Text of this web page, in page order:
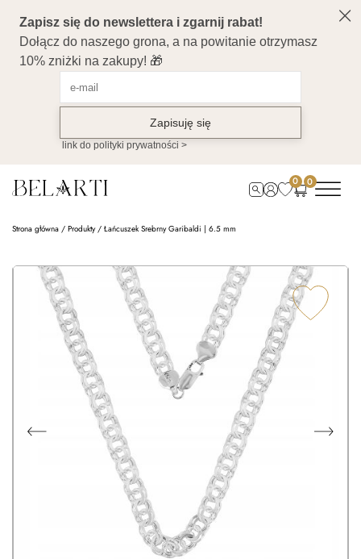
0 0
Strona główna / Produkty/ Łańcuszek Srebrny Garibaldi | 6.5 mm